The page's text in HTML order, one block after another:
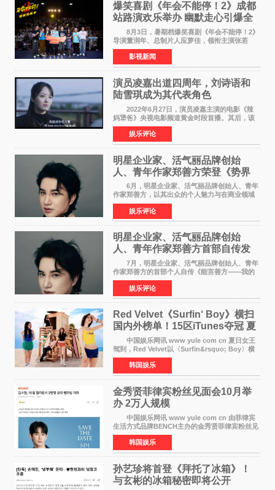
爆笑喜剧《年会不能停！2》成都
站路演欢乐举办 幽默走心引爆全
场共鸣
8月3日，暑期档爆笑喜剧《年会不能停！2》
导演董润年、总制片人应萝佳，领衔主演张若
昀、白客，惊喜出演庄达菲，特别主演孙艺洲，
特别出演田雨，友情出演欧阳奋强出席成都路
演，与观众近距离互
影视新闻
演员凌嘉出道四周年，刘诗语和
陆雪琪成为其代表角色
2022年6月27日，演员凌嘉主演的电影《辣
妈犟爸》央视电影频道黄金时段首播。其后，该
电影在央视电影频道多次复播（2022年8月10
日，2022年9月30日，2023年7月17日，2025年7
月14日）。除了多次复
娱乐评论
明星企业家、活气丽品牌创始
人、青年作家郑善方荣登《势界
POWERCIRCLES》6月刊
6月，明星企业家、活气丽品牌创始人、青年
作家郑善方，以其出众的个人魅力与在商业领域
的卓越建树，成功登上《势界
POWERCIRCLES》，展现了他在时尚与商业领
域的双重影响力。 明星企业家、青
娱乐评论
明星企业家、活气丽品牌创始
人、青年作家郑善方首部自传发
布， 书写跨界创业者的成长答卷
7月，明星企业家、活气丽品牌创始人、青年
作家郑善方的首部个人自传《能言善方——我的
跨界人生》正式发行。这本书以他的人生轨迹为
脉络，首次完整公开了从逐梦少年到横跨美业、
公益等多领域的
娱乐评论
Red Velvet《Surfin‘ Boy》横扫
国内外榜单！15区iTunes夺冠 夏
日女王强势回归
中国娱乐网讯 www yule com cn 夏日女王
驾到，Red Velvet以〈Surfin&rsquo; Boy〉横
扫国内外榜单，获得音乐粉丝的热烈反响。
Red Velvet于3日发行了夏日迷你专辑《Velvet
Summer》，
韩国娱乐
金秀贤菲律宾粉丝见面会10月举
办 2万人规模
中国娱乐网讯 www yule com cn 由菲律宾
生活方式品牌BENCH主办的金秀贤菲律宾粉丝见
面会，将于10月2日在马尼拉SM Mall of
Asia（MOA）竞技场举行，预计规模达2万人。
这也是金秀贤自去年陷
韩国娱乐
孙艺珍将首登《拜托了冰箱》！
与玄彬的冰箱秘密即将公开